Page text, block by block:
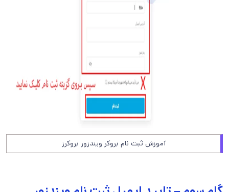
آموزش ثبت نام بروکر ویندزور بروکرز